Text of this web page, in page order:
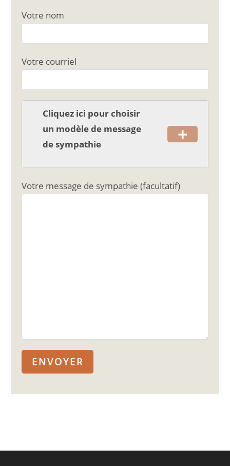
c
e
b
o
o
k
ai
l g
er
Votre nom
Votre courriel
Cliquez ici pour choisir
un modèle de message
de sympathie
+
Votre message de sympathie (facultatif)